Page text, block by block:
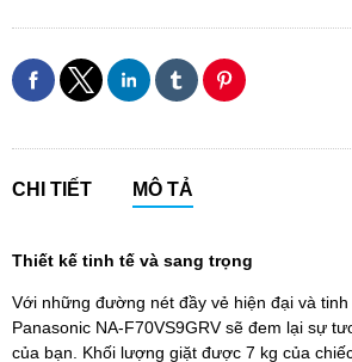
CHI TIẾT MÔ TẢ
Thiết kế tinh tế và sang trọng
Với những đường nét đầy vẻ hiện đại và
Panasonic NA-F70VS9GRV sẽ đem lại sự
của bạn. Khối lượng giặt được 7 kg của